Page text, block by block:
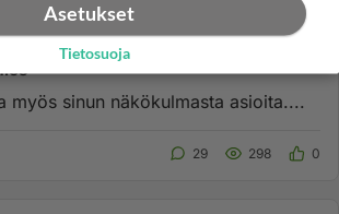
myös sinun näkökulmasta asioita....
29 298 0
Asetukset
Tietosuoja